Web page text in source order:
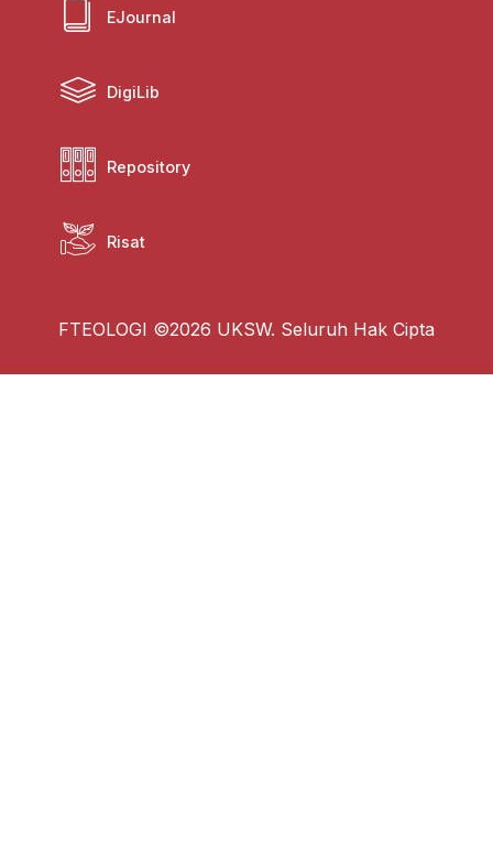
EJournal
DigiLib
Repository
Risat
FTEOLOGI ©2026 UKSW. Seluruh Hak Cipta